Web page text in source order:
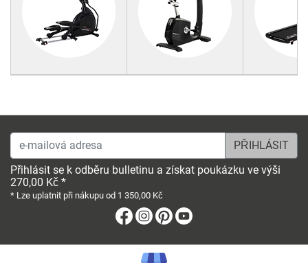
e-mailová adresa
Přihlásit se k odběru bulletinu a získat poukázku ve výši
270,00 Kč *
* Lze uplatnit při nákupu od 1 350,00 Kč
Facebook
Instagram
Pinterest